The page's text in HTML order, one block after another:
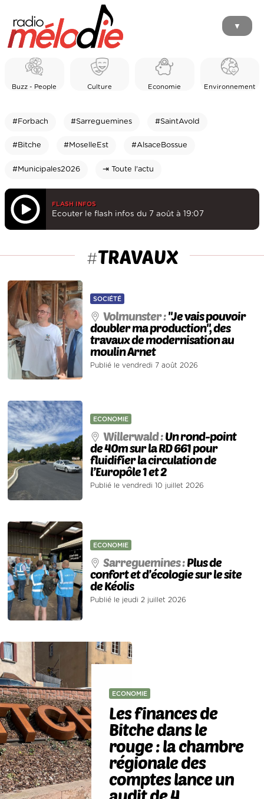
▼
Buzz - People Culture Economie Environnement
#Forbach #Sarreguemines #SaintAvold
#Bitche #MoselleEst #AlsaceBossue
#Municipales2026 ⇥ Toute l'actu
FLASH INFOS
Ecouter le flash infos du 7 août à 19:07
#TRAVAUX
SOCIÉTÉ
Volmunster :"Je vais pouvoir
doubler ma production", des
travaux de modernisation au
moulin Arnet
Publié le vendredi 7 août 2026
ECONOMIE
Willerwald :Un rond-point
de 40m sur la RD 661 pour
fluidifier la circulation de
l’Europôle 1 et 2
Publié le vendredi 10 juillet 2026
ECONOMIE
Sarreguemines :Plus de
confort et d’écologie sur le site
de Kéolis
Publié le jeudi 2 juillet 2026
ECONOMIE
Les finances de
Bitche dans le
rouge : la chambre
régionale des
comptes lance un